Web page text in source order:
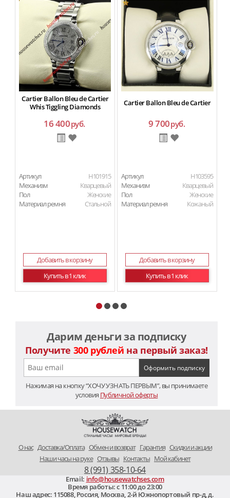
Cartier Ballon Bleu de Cartier
Whis Tiggling Diamonds
16 400руб.
Артикул
H101915
Механизм
Кварцевый
Пол
Женские
Материал ремня
Стальной
Добавить в корзину
Купить в 1 клик
Cartier Ballon Bleu de Cartier
9 700руб.
Артикул
H103595
Механизм
Кварцевый
Пол
Женские
Материал ремня
Кожаный
Добавить в корзину
Купить в 1 клик
Дарим деньги за подписку
Получите 300 рублей на первый заказ!
Нажимая на кнопку “ХОЧУ УЗНАТЬ ПЕРВЫМ”, вы принимаете
условия Публичной оферты
O нас Доставка/Оплата Обмен и возврат Гарантия Скидки и акции
Наши часы на руке Отзывы Контакты Мой кабинет
8 (991) 358-10-64
Email: info@housewatchses.com
Время работы: c 11:00 до 23:00
Наш адрес: 115088, Россия, Москва 2-й Южнопортовый пр-д, д.